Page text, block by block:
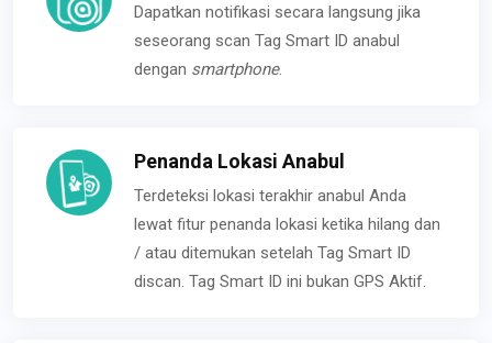
Dapatkan notifikasi secara langsung jika
seseorang scan Tag Smart ID anabul
dengan smartphone.
Penanda Lokasi Anabul
Terdeteksi lokasi terakhir anabul Anda
lewat fitur penanda lokasi ketika hilang dan
/ atau ditemukan setelah Tag Smart ID
discan. Tag Smart ID ini bukan GPS Aktif.